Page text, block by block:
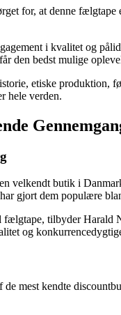
for, at denne
i kvalitet og
den bedst mulige
etiske produktion,
hele verden.
velkendt butik i
gjort dem populære
tilbyder Harald
og
de mest kendte